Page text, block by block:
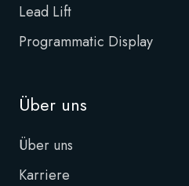
Lead Lift
Programmatic Display
Über uns
Über uns
Karriere